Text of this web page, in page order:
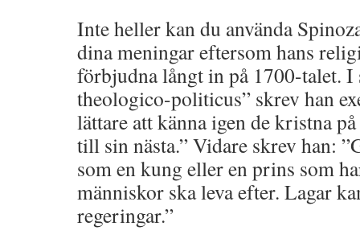
Inte heller kan du använda
dina meningar eftersom hans
förbjudna långt in på 1700-talet. I
theologico-politicus” skrev han
lättare att känna igen de kristna
till sin nästa.” Vidare skrev han:
som en kung eller en prins som
människor ska leva efter. Lagar
regeringar.”